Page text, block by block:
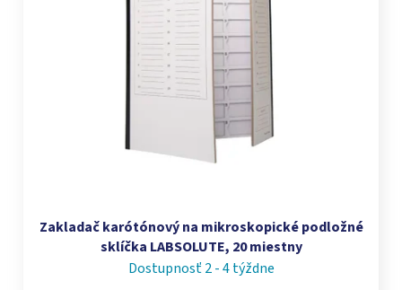
Zakladač karótónový na mikroskopické podložné
sklíčka LABSOLUTE, 20 miestny
Dostupnosť 2 - 4 týždne